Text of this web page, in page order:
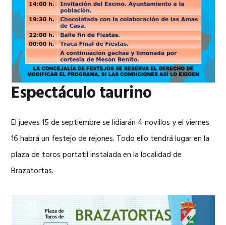
Espectáculo taurino
El jueves 15 de septiembre se lidiarán 4 novillos y el viernes
16 habrá un festejo de rejones. Todo ello tendrá lugar en la
plaza de toros portatil instalada en la localidad de
Brazatortas.